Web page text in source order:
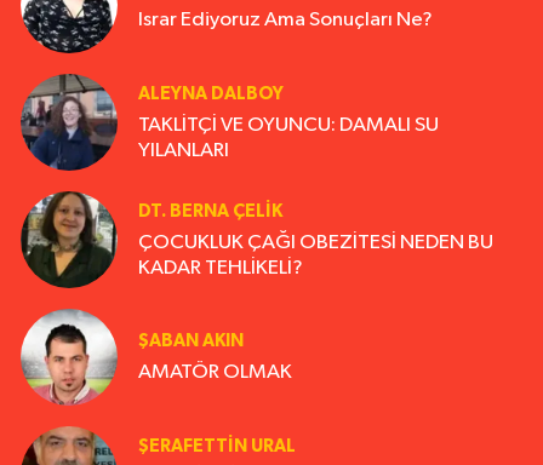
Israr Ediyoruz Ama Sonuçları Ne?
ALEYNA DALBOY
TAKLİTÇİ VE OYUNCU: DAMALI SU
YILANLARI
DT. BERNA ÇELIK
ÇOCUKLUK ÇAĞI OBEZİTESİ NEDEN BU
KADAR TEHLİKELİ?
ŞABAN AKIN
AMATÖR OLMAK
ŞERAFETTIN URAL